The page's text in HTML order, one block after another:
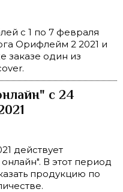
с 1 по 7 февраля
Орифлейм 2 2021 и
заказе один из
c 24
действует
В этот период
продукцию по